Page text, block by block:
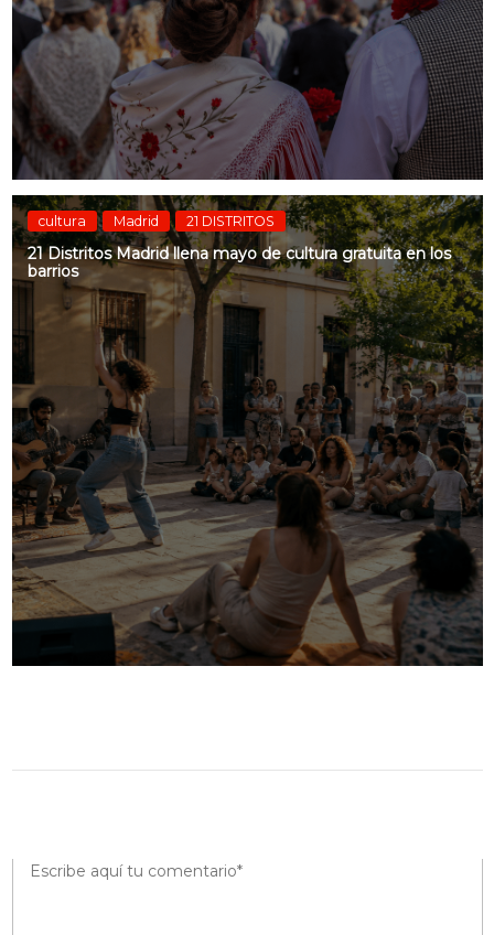
cultura Madrid 21 DISTRITOS
21 Distritos Madrid llena mayo de cultura gratuita en los
barrios